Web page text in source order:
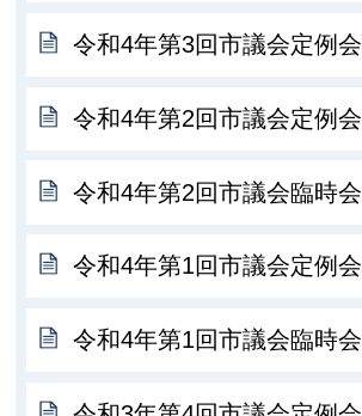
令和4年第3回市議会定例会
令和4年第2回市議会定例会
令和4年第2回市議会臨時会
令和4年第1回市議会定例会
令和4年第1回市議会臨時会